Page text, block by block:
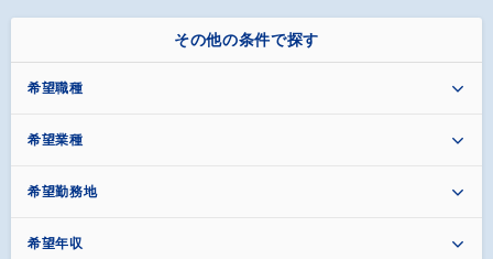
その他の条件で探す
希望職種
希望業種
希望勤務地
希望年収